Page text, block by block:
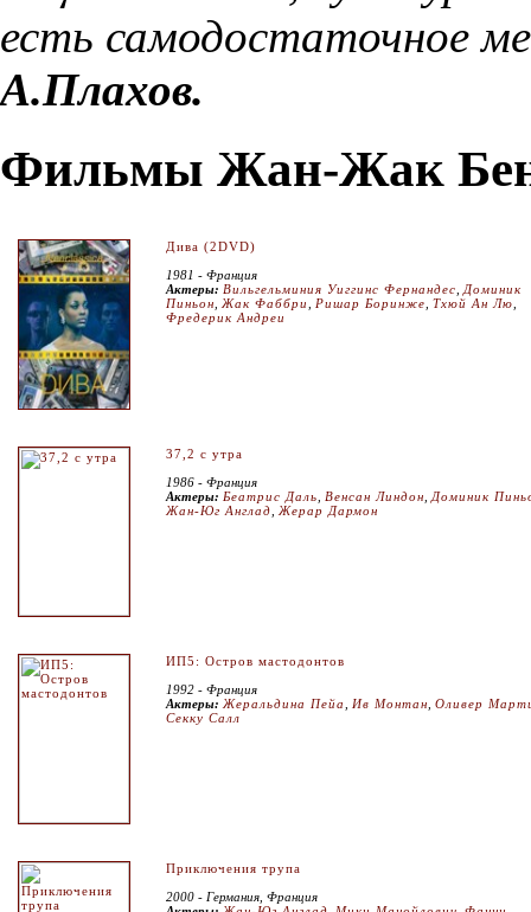
есть самодостаточное
А.Плахов.
Фильмы Жан-Жак
Дива (2DVD)
1981 - Франция
Актеры: Вильгельминия Уиггинс Фернандес Доминик
Пиньон
Жак Фаббри Ришар Боринже Тхюй Ан Лю
Фредерик Андреи
37,2 с утра
1986 - Франция
Актеры: Беатрис Даль Венсан Линдон Доминик
Жан-Юг Англад
Жерар Дармон
ИП5: Остров мастодонтов
1992 - Франция
Актеры: Жеральдина Пейа Ив Монтан Оливер
Секку Салл
Приключения трупа
2000 - Германия, Франция